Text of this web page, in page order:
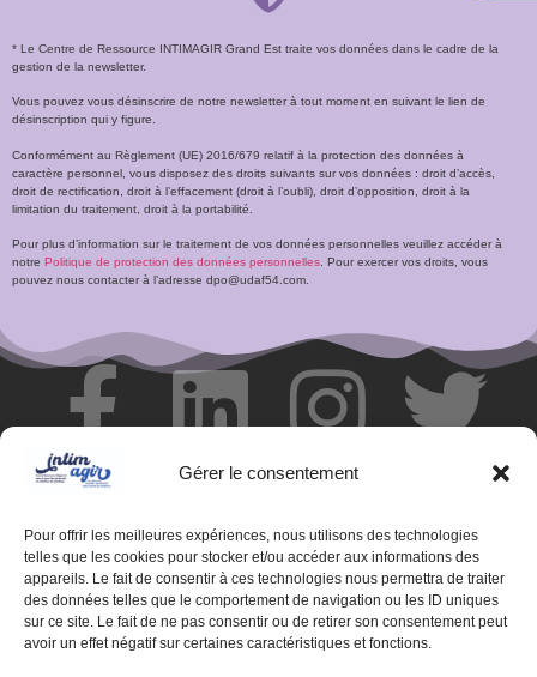
Gérer le consentement
Pour offrir les meilleures expériences, nous utilisons des technologies
telles que les cookies pour stocker et/ou accéder aux informations des
appareils. Le fait de consentir à ces technologies nous permettra de traiter
des données telles que le comportement de navigation ou les ID uniques
sur ce site. Le fait de ne pas consentir ou de retirer son consentement peut
avoir un effet négatif sur certaines caractéristiques et fonctions.
* Le Centre de Ressource INTIMAGIR Grand Est traite vos données dans le cadre de la
gestion de la newsletter.
Vous pouvez vous désinscrire de notre newsletter à tout moment en suivant le lien de
désinscription qui y figure.
Conformément au Règlement (UE) 2016/679 relatif à la protection des données à
caractère personnel, vous disposez des droits suivants sur vos données : droit d’accès,
droit de rectification, droit à l’effacement (droit à l’oubli), droit d’opposition, droit à la
limitation du traitement, droit à la portabilité.
Pour plus d’information sur le traitement de vos données personnelles veuillez accéder à
notre Politique de protection des données personnelles . Pour exercer vos droits, vous
pouvez nous contacter à l’adresse dpo@udaf54.com.